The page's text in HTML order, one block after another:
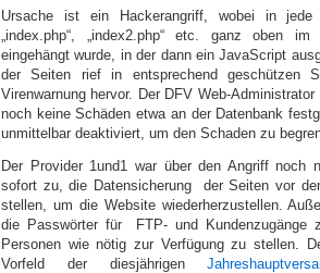
Ursache ist ein Hackerangriff, wobei in
„index.php“, „index2.php“ etc. ganz oben
eingehängt wurde, in der dann ein JavaScript
der Seiten rief in entsprechend geschützen
Virenwarnung hervor. Der DFV Web-Administrator
noch keine Schäden etwa an der Datenbank
unmittelbar deaktiviert, um den Schaden zu
Der Provider 1und1 war über den Angriff noch
sofort zu, die Datensicherung der Seiten vor
stellen, um die Website wiederherzustellen.
die Passwörter für FTP- und Kundenzugänge
Personen wie nötig zur Verfügung zu stellen.
Vorfeld der diesjährigen